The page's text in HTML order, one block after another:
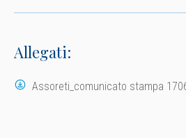
Allegati:
Assoreti_comunicato stampa